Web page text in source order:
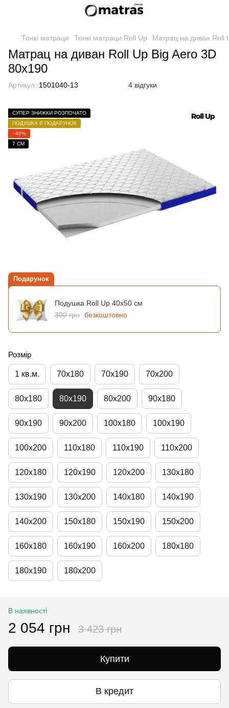
Тонкі матраци Тонкі матраци Roll Up Матрац на диван Roll
Матрац на диван Roll Up Big Aero 3D
80x190
Артикул: 1501040-13 4 відгуки
СУПЕР ЗНИЖКИ РОЗПОЧАТО
ПОДУШКА В ПОДАРУНОК
−40%
7 СМ
Подарунок
Подушка Roll Up 40х50 см
300 грн безкоштовно
Розмір
1 кв.м. 70х180 70х190 70х200
80х180 80х190 80х200 90х180
90х190 90х200 100х180 100х190
100х200 110х180 110х190 110х200
120х180 120х190 120х200 130х180
130х190 130х200 140х180 140х190
140х200 150х180 150х190 150х200
160х180 160х190 160х200 180х180
180х190 180х200
В наявності
2 054 грн 3 423 грн
Купити
В кредит